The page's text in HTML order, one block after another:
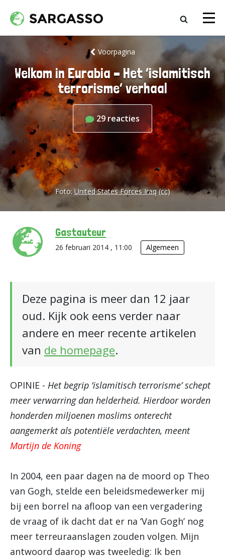
Voorpagina
Welkom in Eurabia – Het ‘islamitisch
terrorisme’ verhaal
29 reacties
Foto: United States Forces Iraq (cc)
Gastauteur
26 februari 2014 , 11:00 Algemeen
Deze pagina is meer dan 12 jaar
oud. Kijk ook eens verder naar
andere en meer recente artikelen
van de homepage.
OPINIE - Het begrip ‘islamitisch terrorisme’ schept
meer verwarring dan helderheid. Hierdoor worden
honderden miljoenen moslims onterecht
aangemerkt als potentiële verdachten, meent
Martijn de Koning
In 2004, een paar dagen na de moord op Theo
van Gogh, stelde een beleidsmedewerker mij
bij een borrel na afloop van een vergadering
de vraag of ik dacht dat er na ‘Van Gogh’ nog
meer terreuraanslagen zouden volgen. Mijn
antwoord daarop was tweeledig: Ik ben